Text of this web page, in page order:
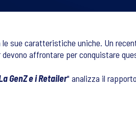
le sue caratteristiche uniche. Un
affrontare per conquistare
GenZ e i Retailer" analizza il